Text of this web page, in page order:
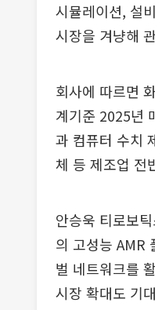
시뮬레이션, 설
시장을 겨냥해
회사에 따르면
계기준 2025년
과 컴퓨터 수치
체 등 제조업 전
안승욱 티로보
의 고성능 AMR
벌 네트워크를
시장 확대도 기